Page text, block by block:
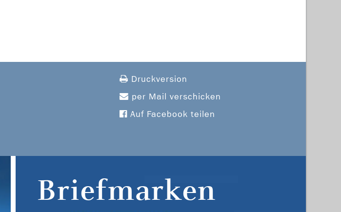
Druckversion
per Mail verschicken
Auf Facebook teilen
Briefmarken